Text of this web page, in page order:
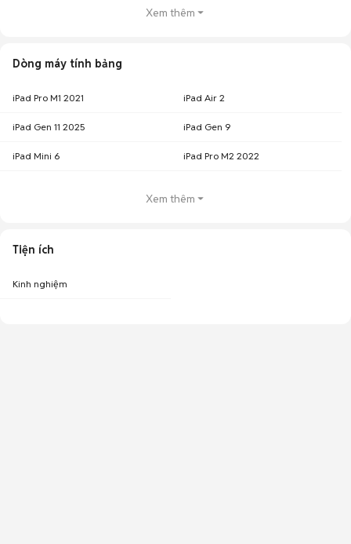
Xem thêm
Dòng máy tính bảng
iPad Pro M1 2021 iPad Air 2
iPad Gen 11 2025 iPad Gen 9
iPad Mini 6 iPad Pro M2 2022
Xem thêm
Tiện ích
Kinh nghiệm